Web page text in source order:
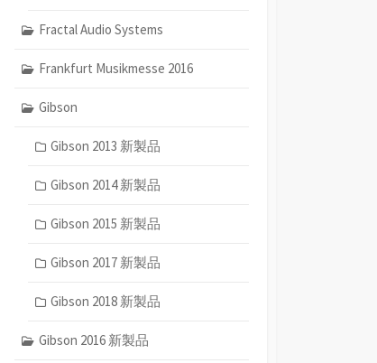
Fractal Audio Systems
Frankfurt Musikmesse 2016
Gibson
Gibson 2013 新製品
Gibson 2014 新製品
Gibson 2015 新製品
Gibson 2017 新製品
Gibson 2018 新製品
Gibson 2016 新製品